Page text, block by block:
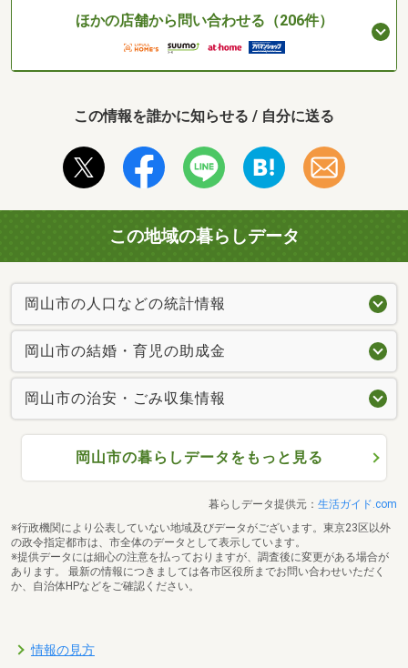
ほかの店舗から問い合わせる（206件）
この情報を誰かに知らせる / 自分に送る
この地域の暮らしデータ
岡山市の人口などの統計情報
岡山市の結婚・育児の助成金
岡山市の治安・ごみ収集情報
岡山市の暮らしデータをもっと見る
暮らしデータ提供元： 生活ガイド.com
※行政機関により公表していない地域及びデータがございます。東京23区以外
の政令指定都市は、市全体のデータとして表示しています。
※提供データには細心の注意を払っておりますが、調査後に変更がある場合が
あります。 最新の情報につきましては各市区役所までお問い合わせいただく
か、自治体HPなどをご確認ください。
情報の見方